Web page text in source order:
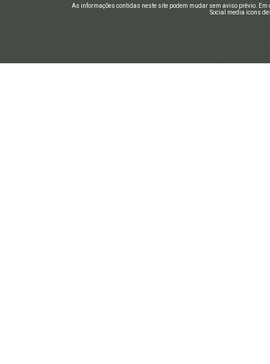
As informações contidas neste site podem mudar sem aviso prévio.
Social media icons